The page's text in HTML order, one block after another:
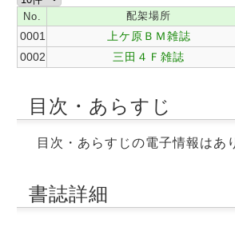
No. 配架場所
0001 上ケ原ＢＭ雑誌
0002
三田４Ｆ雑誌
目次・あらすじ
目次・あらすじの電子情報はあ
書誌詳細